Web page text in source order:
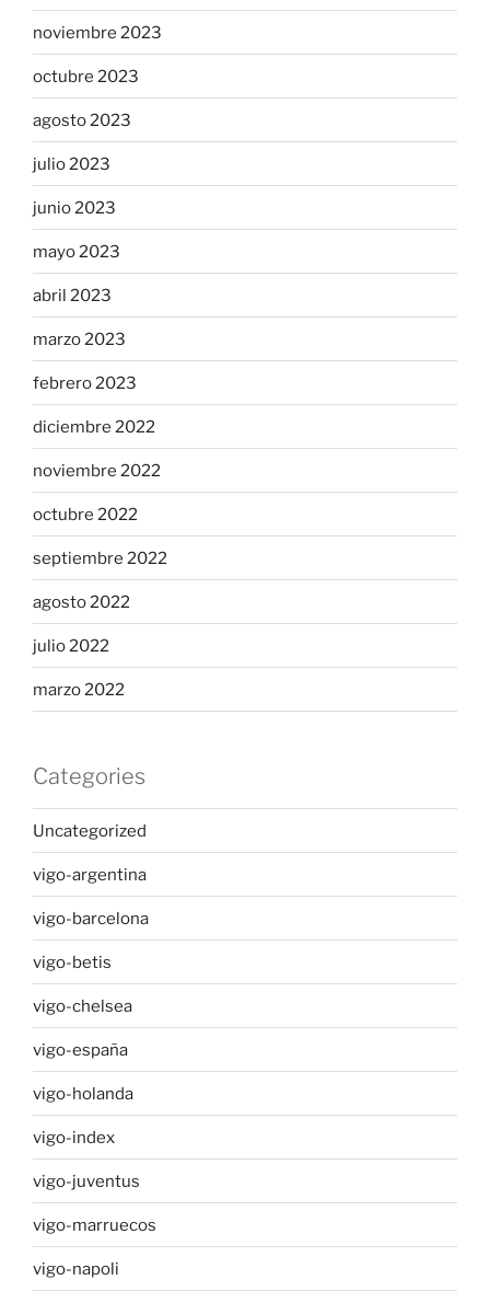
noviembre 2023
octubre 2023
agosto 2023
julio 2023
junio 2023
mayo 2023
abril 2023
marzo 2023
febrero 2023
diciembre 2022
noviembre 2022
octubre 2022
septiembre 2022
agosto 2022
julio 2022
marzo 2022
Categories
Uncategorized
vigo-argentina
vigo-barcelona
vigo-betis
vigo-chelsea
vigo-españa
vigo-holanda
vigo-index
vigo-juventus
vigo-marruecos
vigo-napoli